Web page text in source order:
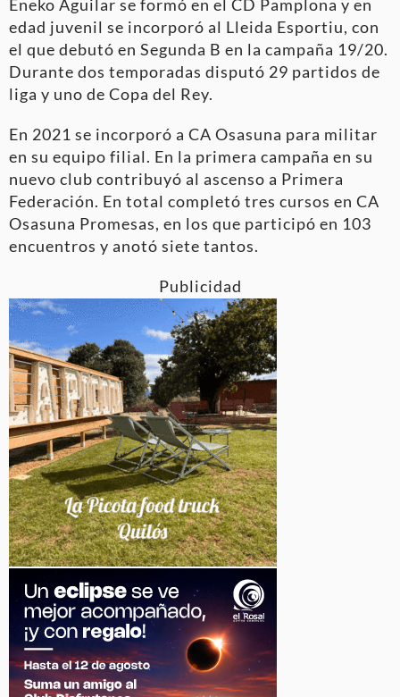
Eneko Aguilar se formó en el CD Pamplona y en
edad juvenil se incorporó al Lleida Esportiu, con
el que debutó en Segunda B en la campaña 19/20.
Durante dos temporadas disputó 29 partidos de
liga y uno de Copa del Rey.
En 2021 se incorporó a CA Osasuna para militar
en su equipo filial. En la primera campaña en su
nuevo club contribuyó al ascenso a Primera
Federación. En total completó tres cursos en CA
Osasuna Promesas, en los que participó en 103
encuentros y anotó siete tantos.
Publicidad